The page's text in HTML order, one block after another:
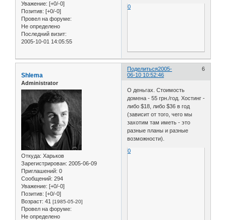
Уважение: [+0/-0]
Позитив: [+0/-0]
Провел на форуме:
Не определено
Последний визит:
2005-10-01 14:05:55
0
Поделиться 6
2005-
06-10 10:52:46
Shlema
Administrator
Откуда: Харьков
Зарегистрирован: 2005-06-09
Приглашений: 0
Сообщений: 294
Уважение: [+0/-0]
Позитив: [+0/-0]
Возраст: 41 [1985-05-20]
Провел на форуме:
Не определено
О деньгах. Стоимость
домена - 55 грн./год. Хостинг -
либо $18, либо $36 в год
(зависит от того, чего мы
захотим там иметь - это
разные планы и разные
возможности).
0